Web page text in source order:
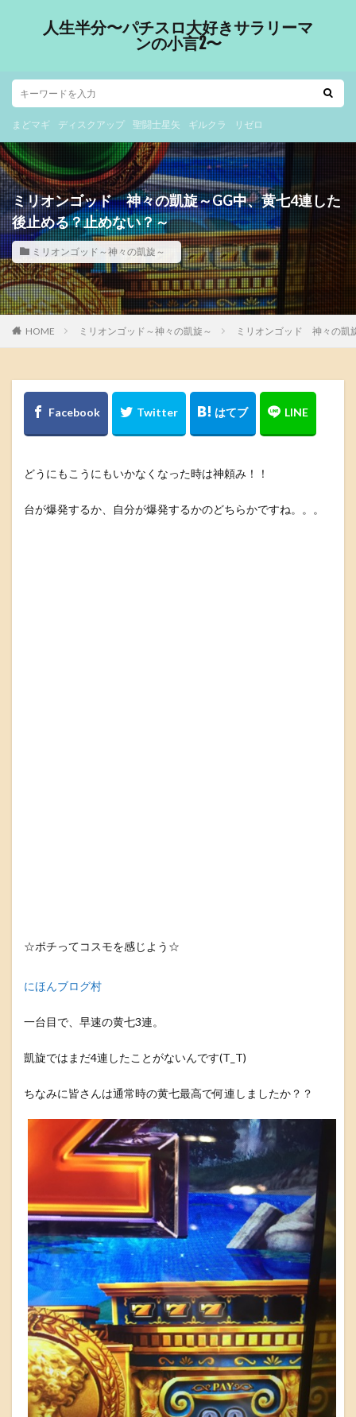
人生半分〜パチスロ大好きサラリーマ
ンの小言2〜
まどマギ ディスクアップ 聖闘士星矢 ギルクラ リゼロ
ミリオンゴッド 神々の凱旋～GG中、黄七4連した
後止める？止めない？～
ミリオンゴッド～神々の凱旋～
HOME ミリオンゴッド～神々の凱旋～ ミリオンゴッド 神々の凱
どうにもこうにもいかなくなった時は神頼み！！
台が爆発するか、自分が爆発するかのどちらかですね。。。
☆ポチってコスモを感じよう☆
にほんブログ村
一台目で、早速の黄七3連。
凱旋ではまだ4連したことがないんです(T_T)
ちなみに皆さんは通常時の黄七最高で何連しましたか？？